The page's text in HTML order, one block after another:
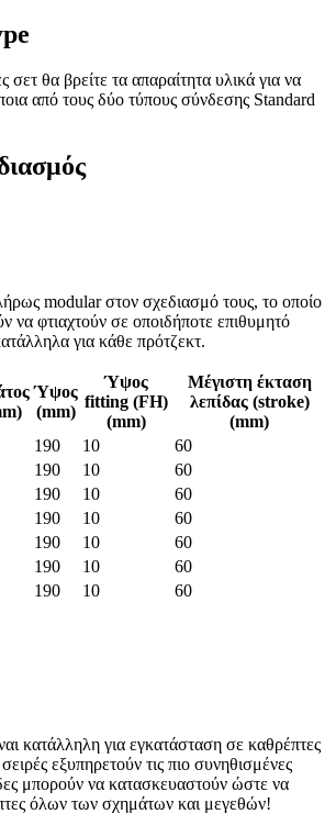
θα βρείτε τα απαραίτητα υλικά για να
από τους δύο τύπους σύνδεσης Standard
modular στον σχεδιασμό τους, το οποίο
να φτιαχτούν σε οποιδήποτε επιθυμητό
για κάθε πρότζεκτ.
Ύψος
(mm)
Ύψος
fitting (FH)
(mm)
Μέγιστη έκταση
λεπίδας (stroke)
(mm)
190 10
60
190 10
60
190 10
60
190 10
60
190 10
60
190 10
60
190 10 60
κατάλληλη για εγκατάσταση σε καθρέπτες
εξυπηρετούν τις πιο συνηθισμένες
μπορούν να κατασκευαστούν ώστε να
όλων των σχημάτων και μεγεθών!